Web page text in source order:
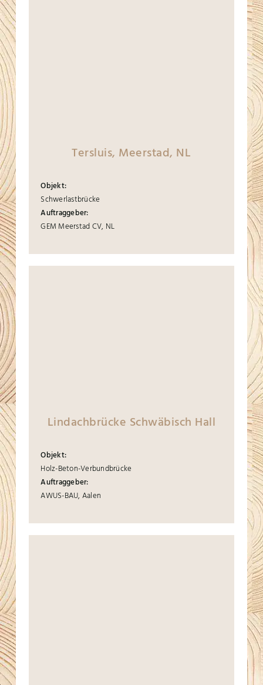
Tersluis, Meerstad, NL
Objekt:
Schwerlastbrücke
Auftraggeber:
GEM Meerstad CV, NL
Lindachbrücke Schwäbisch Hall
Objekt:
Holz-Beton-Verbundbrücke
Auftraggeber:
AWUS-BAU, Aalen